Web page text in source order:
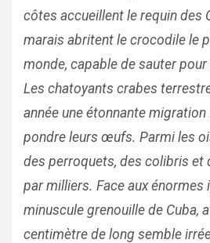
côtes accueillent le requin des
marais abritent le crocodile le
monde, capable de sauter
Les chatoyants crabes
année une étonnante
pondre leurs œufs. Parmi les
des perroquets, des colibris et
par milliers. Face aux énormes
minuscule grenouille de Cuba,
centimètre de long semble